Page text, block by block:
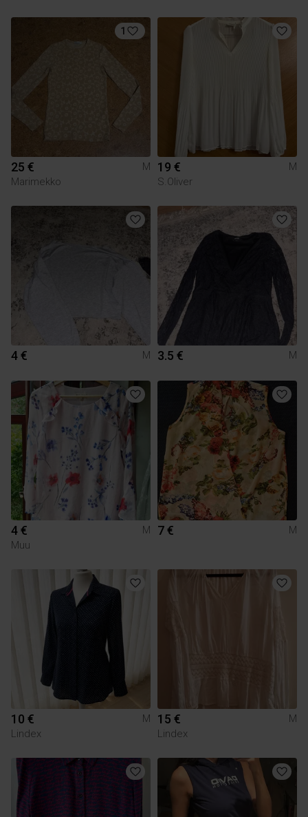
1
25 €
M
Marimekko
19 €
M
S.Oliver
4 € M 3.5 € M
4 €
M
Muu
7 € M
10 €
M
Lindex
15 €
M
Lindex